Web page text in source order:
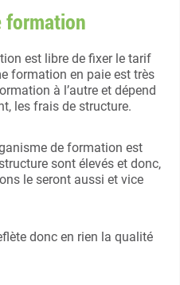
formation
est libre de fixer le tarif
formation en paie est très
à l’autre et dépend
les frais de structure.
de formation est
sont élevés et donc,
le seront aussi et vice
donc en rien la qualité